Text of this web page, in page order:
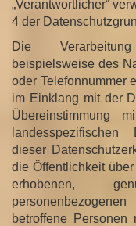
„Verantwortlicher“
4 der
Die
beispielsweise des
oder Telefonnummer
im Einklang mit der
Übereinstimmung
landesspezifischen
dieser
die Öffentlichkeit
erhobenen,
betroffene Personen